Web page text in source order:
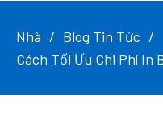
Nhà
Blog Tin Tức
Cách Tối Ưu Chi Phí In